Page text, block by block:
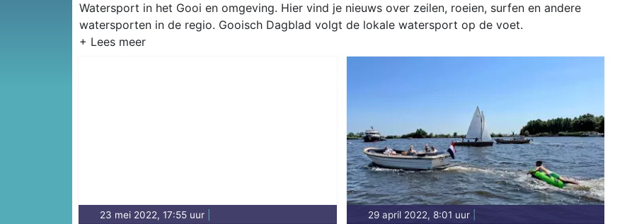
Watersport in het Gooi en omgeving. Hier vind je nieuws over zeilen, roeien, surfen en andere
watersporten in de regio. Gooisch Dagblad volgt de lokale watersport op de voet.
23 mei 2022, 17:55 uur 29 april 2022, 8:01 uur|